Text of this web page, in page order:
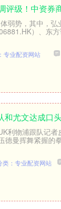
评级！中资券
弱势，其中，
）、东
专业配资网站
和尤文达成口
利物浦跟队记
德曼挥舞紧握的
类：专业配资网站